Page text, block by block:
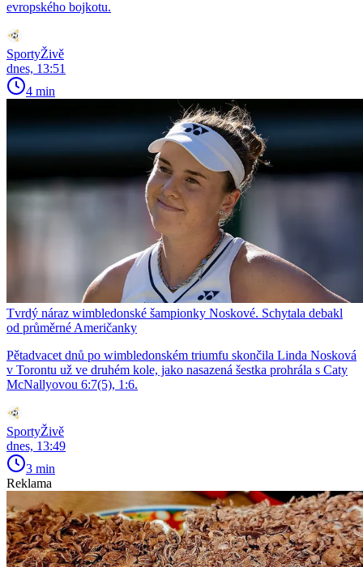
evropského bojkotu.
SportyŽivě
dnes, 13:51
4 min
Tvrdý náraz wimbledonské šampionky Noskové. Schytala debakl
od průměrné Američanky
Pětadvacet dnů po wimbledonském triumfu skončila Linda Nosková
v Torontu už ve druhém kole, jako nasazená šestka prohrála s Caty
McNallyovou 6:7(5), 1:6.
SportyŽivě
dnes, 13:49
3 min
Reklama